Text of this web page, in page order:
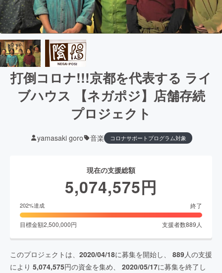
打倒コロナ!!!京都を代表する ライ
ブハウス 【ネガポジ】店舗存続
プロジェクト
yamasaki goro 音楽 コロナサポートプログラム対象
現在の支援総額
5,074,575円
202%達成 終了
目標金額2,500,000円 支援者数889 人
このプロジェクトは、 2020/04/18に募集を開始し、 889人の支援
により 5,074,575円の資金を集め、 2020/05/17に募集を終了し